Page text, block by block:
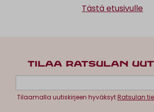
Tästä etusivulle
TILAA RATSULAN
Tilaamalla uutiskirjeen hyväksytRatsulan